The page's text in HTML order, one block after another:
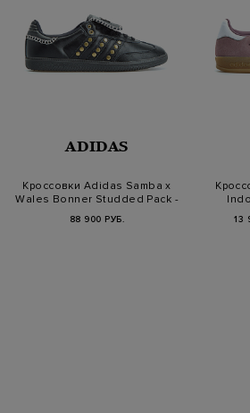
ADIDAS
Кроссовки Adidas Samba x
Wales Bonner Studded Pack -
88 900 РУБ. 13